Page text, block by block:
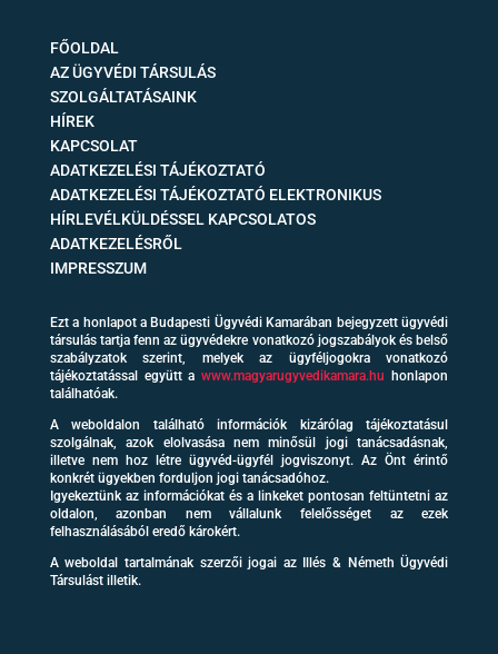
FŐOLDAL
AZ ÜGYVÉDI TÁRSULÁS
SZOLGÁLTATÁSAINK
HÍREK
KAPCSOLAT
ADATKEZELÉSI TÁJÉKOZTATÓ
ADATKEZELÉSI TÁJÉKOZTATÓ ELEKTRONIKUS
HÍRLEVÉLKÜLDÉSSEL KAPCSOLATOS
ADATKEZELÉSRŐL
IMPRESSZUM
Ezt a honlapot a Budapesti Ügyvédi Kamarában bejegyzett ügyvédi
társulás tartja fenn az ügyvédekre vonatkozó jogszabályok és belső
szabályzatok szerint, melyek az ügyféljogokra vonatkozó
tájékoztatással együtt awww.magyarugyvedikamara.hu honlapon
találhatóak.
A weboldalon található információk kizárólag tájékoztatásul
szolgálnak, azok elolvasása nem minősül jogi tanácsadásnak,
illetve nem hoz létre ügyvéd-ügyfél jogviszonyt. Az Önt érintő
konkrét ügyekben forduljon jogi tanácsadóhoz.
Igyekeztünk az információkat és a linkeket pontosan feltüntetni az
oldalon, azonban nem vállalunk felelősséget az ezek
felhasználásából eredő károkért.
A weboldal tartalmának szerzői jogai az Illés & Németh Ügyvédi
Társulást illetik.